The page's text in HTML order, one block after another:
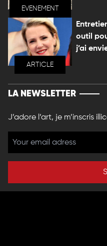
EVENEMENT
ARTICLE
outil
j’ai
LA NEWSLETTER
J’adore l’art, je m’inscris